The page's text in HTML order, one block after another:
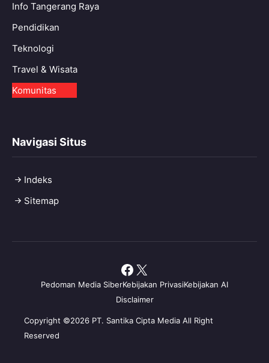
Info Tangerang Raya
Pendidikan
Teknologi
Travel & Wisata
Komunitas
Navigasi Situs
Indeks
Sitemap
Copyright ©2026 PT. Santika Cipta Media All Right
Reserved
Pedoman Media SiberKebijakan PrivasiKebijakan AI
Disclaimer
Facebook
X